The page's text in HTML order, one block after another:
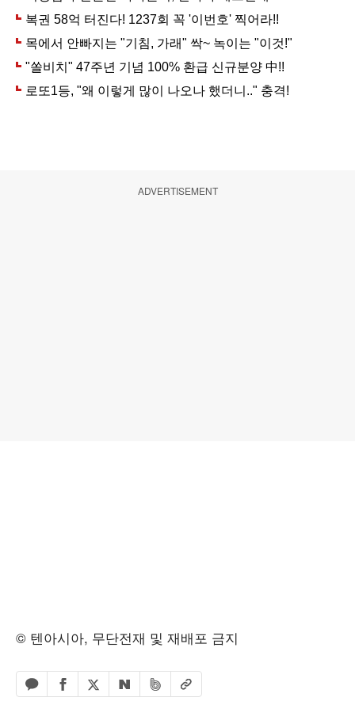
ADVERTISEMENT
© 텐아시아, 무단전재 및 재배포 금지
카카오톡 공유하기
페이스북 공유하기
엑스 공유하기
네이버 공유하기
밴드 공유하기
URL복사